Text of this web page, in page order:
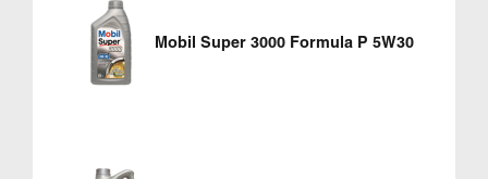
Mobil Super 3000 Formula P 5W30